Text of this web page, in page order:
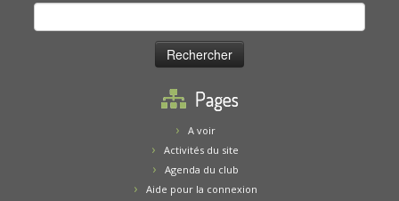
Rechercher :
Pages
A voir
Activités du site
Agenda du club
Aide pour la connexion